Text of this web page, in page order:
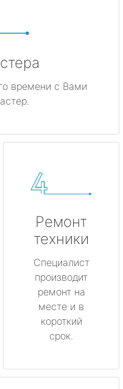
времени с Вами
Ремонт
техники
Специалист
производит
ремонт на
месте и в
короткий
срок.